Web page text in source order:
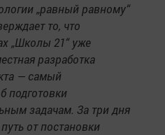
„равный равному“
то, что
„Школы 21“ уже
разработка
— самый
подготовки
задачам. За три дня
от постановки